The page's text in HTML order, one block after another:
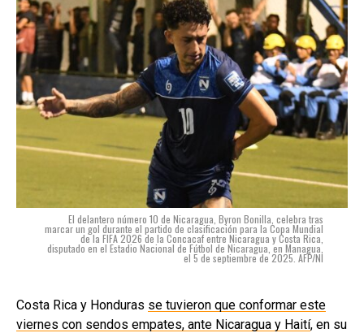
El delantero número 10 de Nicaragua, Byron Bonilla, celebra tras
marcar un gol durante el partido de clasificación para la Copa Mundial
de la FIFA 2026 de la Concacaf entre Nicaragua y Costa Rica,
disputado en el Estadio Nacional de Fútbol de Nicaragua, en Managua,
el 5 de septiembre de 2025. AFP/NI
Costa Rica y Honduras se tuvieron que conformar este
viernes con sendos empates, ante Nicaragua y Haití, en su